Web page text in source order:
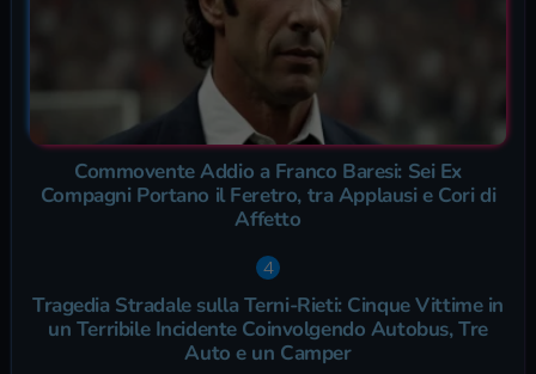
Commovente Addio a Franco Baresi: Sei Ex
Compagni Portano il Feretro, tra Applausi e Cori di
Affetto
Tragedia Stradale sulla Terni-Rieti: Cinque Vittime in
un Terribile Incidente Coinvolgendo Autobus, Tre
Auto e un Camper